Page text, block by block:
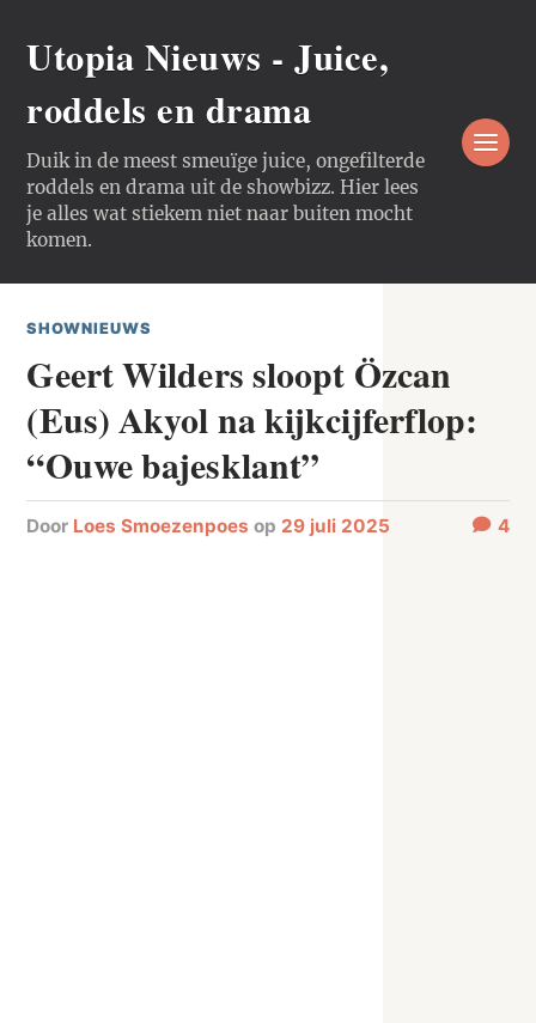
Utopia Nieuws - Juice,
roddels en drama
Duik in de meest smeuïge juice, ongefilterde
roddels en drama uit de showbizz. Hier lees
je alles wat stiekem niet naar buiten mocht
komen.
SHOWNIEUWS
Geert Wilders sloopt Özcan
(Eus) Akyol na kijkcijferflop:
“Ouwe bajesklant”
door Loes Smoezenpoes op 29 juli 2025 4